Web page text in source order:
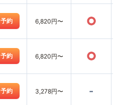
予約 6,820円〜 ○
予約 6,820円〜 ○
予約 3,278円〜 -